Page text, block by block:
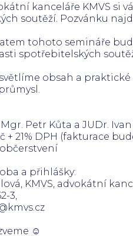
kanceláře KMVS si
soutěží. Pozvánku
tohoto semináře
spotřebitelských
obsah a
Petr Kůta a JUDr.
+ 21% DPH (fakturace
a přihlášky:
KMVS, advokátní
3,
☺